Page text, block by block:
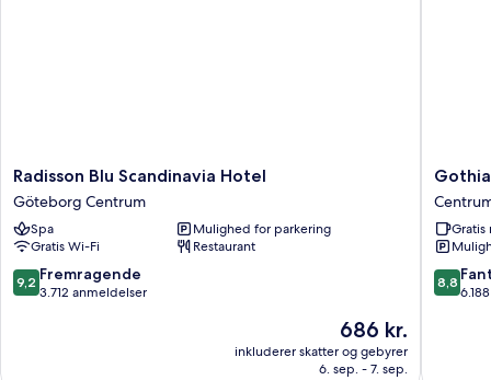
Radisson
Blu
Scandinavia
Hotel
Göteborg
Centrum
Radisson Blu Scandinavia Hotel
Göteborg Centrum
Spa
Mulighed for parkering
Gratis Wi-Fi
Restaurant
9.2
ud
9,2 Fremragende
3.712 anmeldelser
Prisen
er
686 kr.
686 kr.
inkluderer skatter og gebyrer
6. sep. - 7. sep.
Gothia
Towers
&
Upper
House
Gratis
8.8
ud
8,8